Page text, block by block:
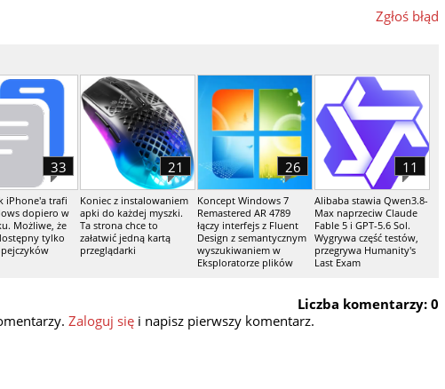
Zgłoś błąd
iPhone'a trafi
dopiero w
Możliwe, że
tylko
33
Koniec z instalowaniem
apki do każdej myszki.
Ta strona chce to
załatwić jedną kartą
przeglądarki
21
Koncept Windows 7
Remastered AR 4789
łączy interfejs z Fluent
Design z semantycznym
wyszukiwaniem w
Eksploratorze plików
26
Alibaba stawia Qwen3.8-
Max naprzeciw Claude
Fable 5 i GPT-5.6 Sol.
Wygrywa część testów,
przegrywa Humanity's
Last Exam
11
Liczba komentarzy: 0
Zaloguj się i napisz pierwszy komentarz.